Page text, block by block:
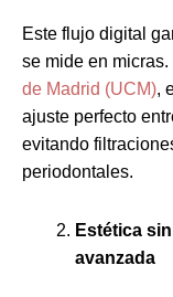
Este flujo digital
se mide en
de Madrid (UCM),
ajuste perfecto
evitando
periodontales.
Estética
avanzada